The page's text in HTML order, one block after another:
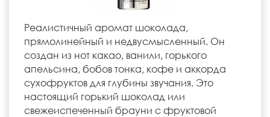
Реалистичный аромат шоколада,
прямолинейный и недвусмысленный. Он
создан из нот какао, ванили, горького
апельсина, бобов тонка, кофе и аккорда
сухофруктов для глубины звучания. Это
настоящий горький шоколад или
свежеиспеченный брауни с фруктовой